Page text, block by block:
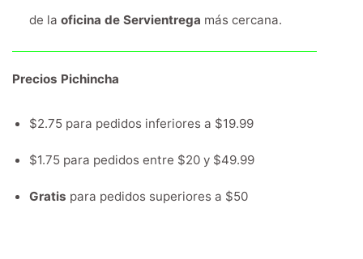
de la oficina de Servientrega más cercana.
Precios Pichincha
$2.75 para pedidos inferiores a $19.99
$1.75 para pedidos entre $20 y $49.99
Gratis para pedidos superiores a $50